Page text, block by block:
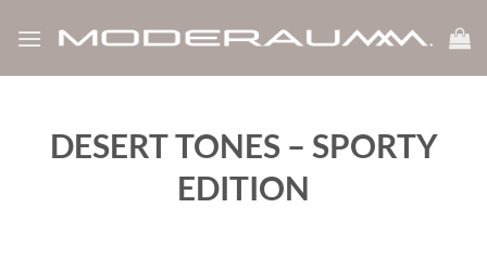
Inhalt
DESERT TONES – SPORTY
EDITION